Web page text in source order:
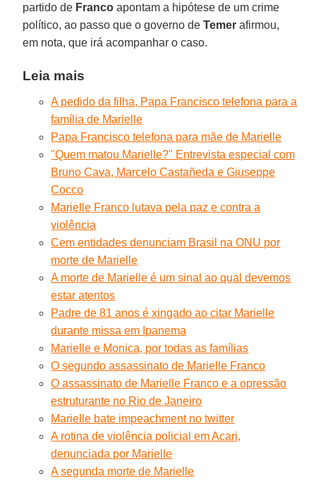
partido de Franco apontam a hipótese de um crime
político, ao passo que o governo deTemer afirmou,
em nota, que irá acompanhar o caso.
Leia mais
A pedido da filha, Papa Francisco telefona para a
família de Marielle
Papa Francisco telefona para mãe de Marielle
"Quem matou Marielle?" Entrevista especial com
Bruno Cava, Marcelo Castañeda e Giuseppe
Cocco
Marielle Franco lutava pela paz e contra a
violência
Cem entidades denunciam Brasil na ONU por
morte de Marielle
A morte de Marielle é um sinal ao qual devemos
estar atentos
Padre de 81 anos é xingado ao citar Marielle
durante missa em Ipanema
Marielle e Monica, por todas as famílias
O segundo assassinato de Marielle Franco
O assassinato de Marielle Franco e a opressão
estruturante no Rio de Janeiro
Marielle bate impeachment no twitter
A rotina de violência policial em Acari,
denunciada por Marielle
A segunda morte de Marielle